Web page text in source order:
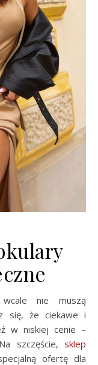
się, że ciekawe i
w niskiej cenie –
szczęście, sklep
ofertę dla